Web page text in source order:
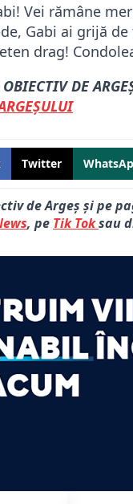
Vei rămâne
Gabi ai grijă de
drag!
DE
Twitter
de Argeș și pe
, pe Tik Toksau